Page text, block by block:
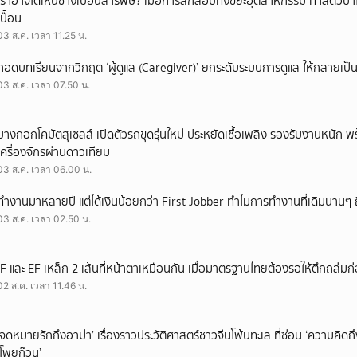
อน
ส.ค. เวลา 11.25 น.
อดบทเรียนจากวิกฤต ‘ผู้ดูแล (Caregiver)’ ยกระดับระบบการดูแล ให้กลายเป็น
ส.ค. เวลา 07.50 น.
างกอกโคมัตสุเซลส์ เปิดตัวรถขุดรุ่นใหม่ ประหยัดเชื้อเพลิง รองรับงานหนัก
ครื่องจักรผ่านดาวเทียม
ส.ค. เวลา 06.00 น.
ำงานมาหลายปี แต่ได้เงินน้อยกว่า First Jobber ทำไมการทำงานที่เดิมนานๆ
ส.ค. เวลา 02.50 น.
และ EF เหล็ก 2 เส้นที่หน้าตาเหมือนกัน เมื่อมาตรฐานไทยต้องรอให้ตึกถล่ม
ส.ค. เวลา 11.46 น.
จดหมายรักถึงอาม่า’ เรื่องราวประวัติศาสตร์ชาวจีนโพ้นทะเล ที่ซ่อน ‘ความคิด
พยก๊วน’